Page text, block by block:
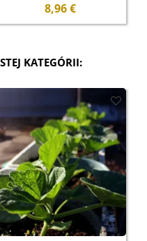
8,96 €
KATEGÓRII: